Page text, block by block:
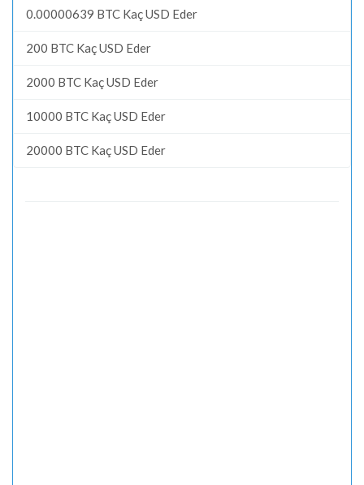
0.00000639 BTC Kaç USD Eder
200 BTC Kaç USD Eder
2000 BTC Kaç USD Eder
10000 BTC Kaç USD Eder
20000 BTC Kaç USD Eder